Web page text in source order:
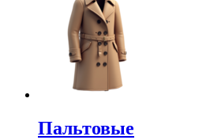
Пальтовые